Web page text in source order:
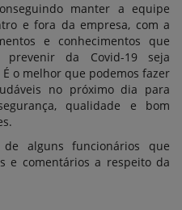
manter a equipe
e fora da empresa, com a
e conhecimentos que
prevenir da Covid-19 seja
o melhor que podemos fazer
no próximo dia para
qualidade e bom
alguns funcionários que
e comentários a respeito da